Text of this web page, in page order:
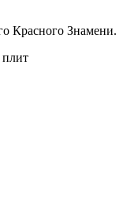
Красного Знамени.
плит